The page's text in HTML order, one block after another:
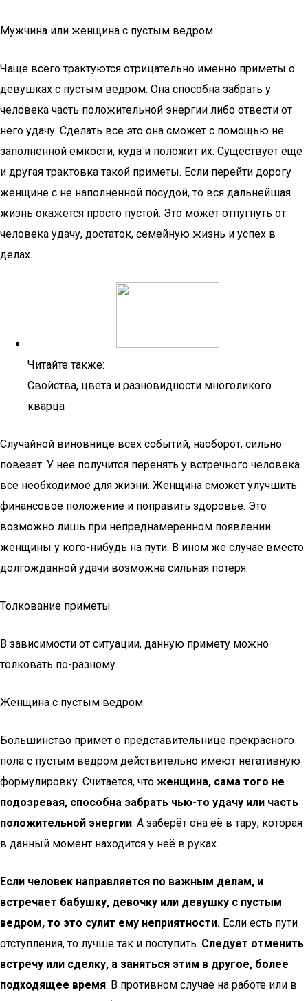
Мужчина или женщина с пустым ведром
Чаще всего трактуются отрицательно именно приметы о
девушках с пустым ведром. Она способна забрать у
человека часть положительной энергии либо отвести от
него удачу. Сделать все это она сможет с помощью не
заполненной емкости, куда и положит их. Существует еще
и другая трактовка такой приметы. Если перейти дорогу
женщине с не наполненной посудой, то вся дальнейшая
жизнь окажется просто пустой. Это может отпугнуть от
человека удачу, достаток, семейную жизнь и успех в
делах.
Читайте также:
Свойства, цвета и разновидности многоликого
кварца
Случайной виновнице всех событий, наоборот, сильно
повезет. У нее получится перенять у встречного человека
все необходимое для жизни. Женщина сможет улучшить
финансовое положение и поправить здоровье. Это
возможно лишь при непреднамеренном появлении
женщины у кого-нибудь на пути. В ином же случае вместо
долгожданной удачи возможна сильная потеря.
Толкование приметы
В зависимости от ситуации, данную примету можно
толковать по-разному.
Женщина с пустым ведром
Большинство примет о представительнице прекрасного
пола с пустым ведром действительно имеют негативную
формулировку. Считается, что женщина, сама того не
подозревая, способна забрать чью-то удачу или часть
положительной энергии. А заберёт она её в тару, которая
в данный момент находится у неё в руках.
Если человек направляется по важным делам, и
встречает бабушку, девочку или девушку с пустым
ведром, то это сулит ему неприятности. Если есть пути
отступления, то лучше так и поступить. Следует отменить
встречу или сделку, а заняться этим в другое, более
подходящее время. В противном случае на работе или в